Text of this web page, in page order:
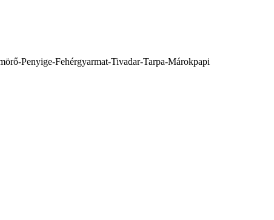
Penyige-Fehérgyarmat-Tivadar-Tarpa-Márokpapi